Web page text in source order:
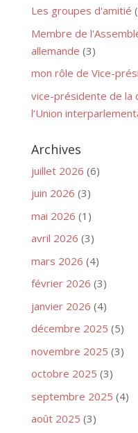
Les groupes d'amitié
Membre de
allemande (3)
mon rôle de Vice-
vice-présidente de la
l’Union
Archives
juillet 2026 (6)
juin 2026 (3)
mai 2026 (1)
avril 2026 (3)
mars 2026 (4)
février 2026 (3)
janvier 2026 (4)
décembre 2025 (5)
novembre 2025 (3)
octobre 2025 (3)
septembre 2025 (4)
août 2025 (3)